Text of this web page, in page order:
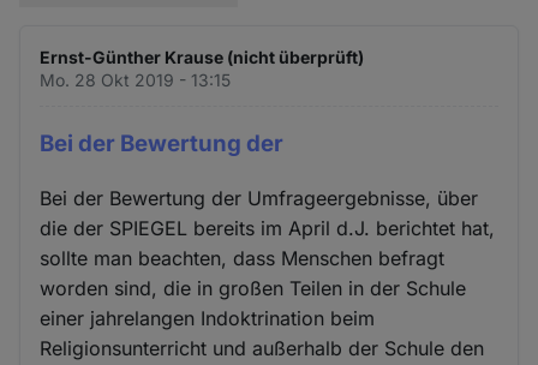
Ernst-Günther Krause (nicht überprüft)
Mo. 28 Okt 2019 - 13:15
Bei der Bewertung der
Bei der Bewertung der Umfrageergebnisse, über
die der SPIEGEL bereits im April d.J. berichtet hat,
sollte man beachten, dass Menschen befragt
worden sind, die in großen Teilen in der Schule
einer jahrelangen Indoktrination beim
Religionsunterricht und außerhalb der Schule den